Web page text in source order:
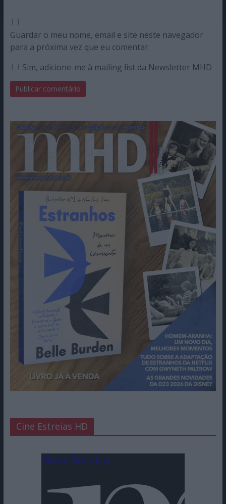
Guardar o meu nome, email e site neste navegador
para a próxima vez que eu comentar.
Sim, adicione-me à mailing list da Newsletter MHD
Cine Estreias HD